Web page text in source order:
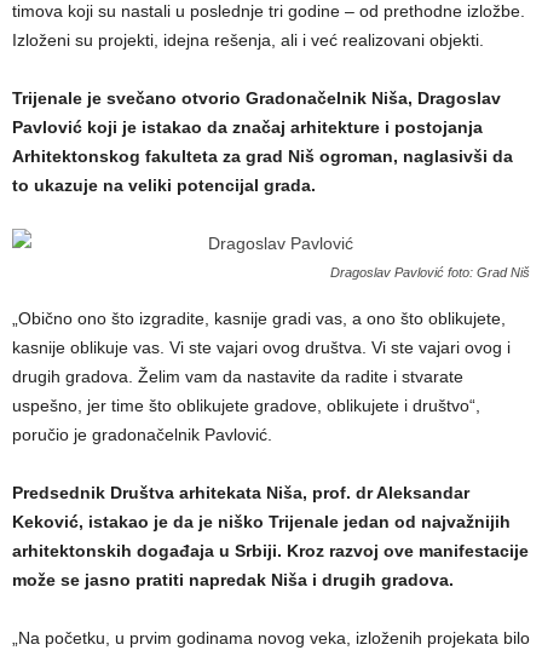
timova koji su nastali u poslednje tri godine – od prethodne izložbe.
Izloženi su projekti, idejna rešenja, ali i već realizovani objekti.
Trijenale je svečano otvorio Gradonačelnik Niša, Dragoslav
Pavlović koji je istakao da značaj arhitekture i postojanja
Arhitektonskog fakulteta za grad Niš ogroman, naglasivši da
to ukazuje na veliki potencijal grada.
Dragoslav Pavlović foto: Grad Niš
„Obično ono što izgradite, kasnije gradi vas, a ono što oblikujete,
kasnije oblikuje vas. Vi ste vajari ovog društva. Vi ste vajari ovog i
drugih gradova. Želim vam da nastavite da radite i stvarate
uspešno, jer time što oblikujete gradove, oblikujete i društvo“,
poručio je gradonačelnik Pavlović.
Predsednik Društva arhitekata Niša, prof. dr Aleksandar
Keković, istakao je da je niško Trijenale jedan od najvažnijih
arhitektonskih događaja u Srbiji. Kroz razvoj ove manifestacije
može se jasno pratiti napredak Niša i drugih gradova.
„Na početku, u prvim godinama novog veka, izloženih projekata bilo